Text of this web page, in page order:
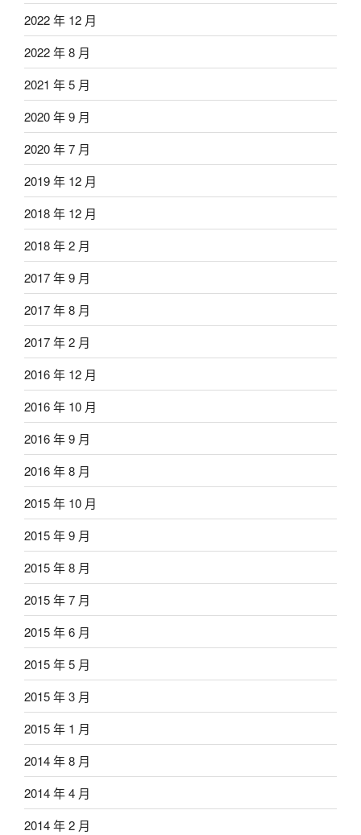
2022 年 12 月
2022 年 8 月
2021 年 5 月
2020 年 9 月
2020 年 7 月
2019 年 12 月
2018 年 12 月
2018 年 2 月
2017 年 9 月
2017 年 8 月
2017 年 2 月
2016 年 12 月
2016 年 10 月
2016 年 9 月
2016 年 8 月
2015 年 10 月
2015 年 9 月
2015 年 8 月
2015 年 7 月
2015 年 6 月
2015 年 5 月
2015 年 3 月
2015 年 1 月
2014 年 8 月
2014 年 4 月
2014 年 2 月